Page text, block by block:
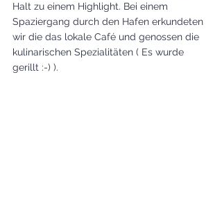
Halt zu einem Highlight. Bei einem
Spaziergang durch den Hafen erkundeten
wir die das lokale Café und genossen die
kulinarischen Spezialitäten ( Es wurde
gerillt :-) ).